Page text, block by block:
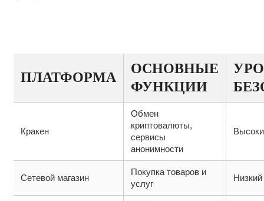
ПЛАТФОРМА
ОСНОВНЫЕ
ФУНКЦИИ
Кракен
Обмен
криптовалюты,
сервисы
анонимности
Сетевой магазин
Покупка товаров и
услуг
Низкий